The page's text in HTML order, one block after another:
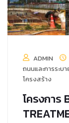
ADMIN
ถนนและการระบา
โครงสร้าง
โครงการ